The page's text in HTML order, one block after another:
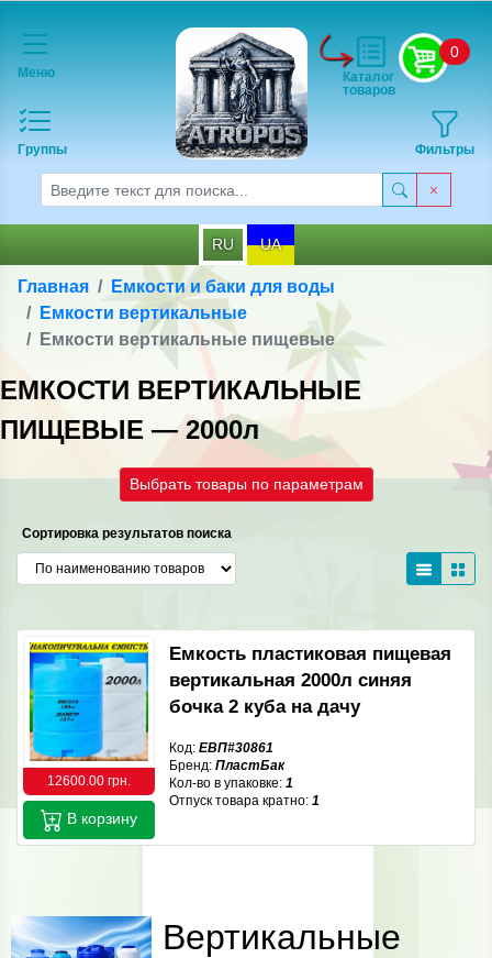
Меню
Группы
0
Фильтры
Каталог
товаров
RU UA
Главная
Емкости и баки для воды
Емкости вертикальные
Емкости вертикальные пищевые
ЕМКОСТИ ВЕРТИКАЛЬНЫЕ
ПИЩЕВЫЕ — 2000л
Выбрать товары по параметрам
Сортировка результатов поиска
12600.00 грн.
Емкость пластиковая пищевая
вертикальная 2000л синяя
бочка 2 куба на дачу
Код: ЕВП#30861
Бренд: ПластБак
Кол-во в упаковке: 1
Отпуск товара кратно: 1
В корзину
Вертикальные